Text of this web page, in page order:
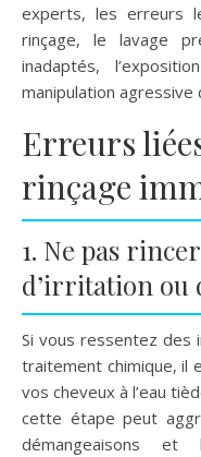
experts, les erreurs
rinçage, le lavage
inadaptés,
manipulation agressive
Erreurs
rinçage
1. Ne pas
d’irritation ou
Si vous ressentez des
traitement chimique, il
vos cheveux à l’eau
cette étape peut
démangeaisons